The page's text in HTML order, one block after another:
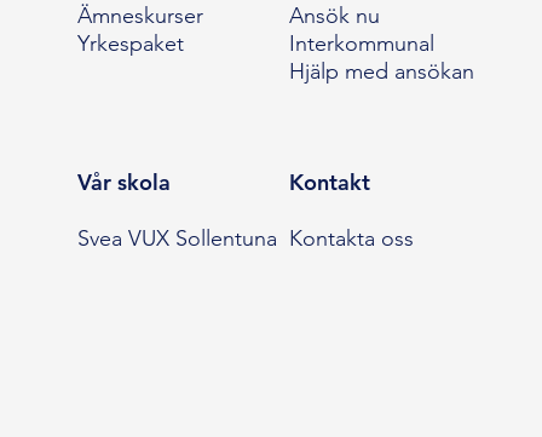
Ämneskurser
Yrkespaket
Ansök nu
Interkommunal
Hjälp med ansökan
Vår skola
Svea VUX Sollentuna
Kontakt
Kontakta oss